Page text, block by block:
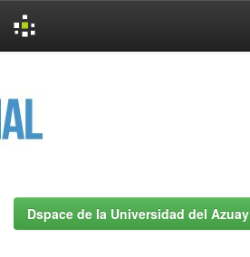
Dspace de la Universidad del Azuay